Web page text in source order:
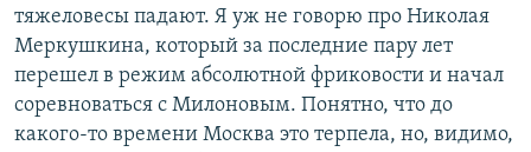
тяжеловесы падают. Я уж не говорю про Николая
Меркушкина, который за последние пару лет
перешел в режим абсолютной фриковости и начал
соревноваться с Милоновым. Понятно, что до
какого-то времени Москва это терпела, но, видимо,